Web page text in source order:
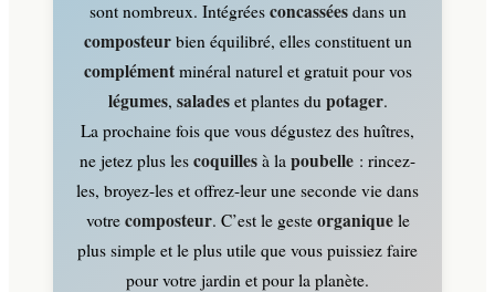
sont nombreux. Intégrées concasséesdans un
composteurbien équilibré, elles constituent un
complémentminéral naturel et gratuit pour vos
légumes, saladeset plantes du potager.
La prochaine fois que vous dégustez des huîtres,
ne jetez plus les coquilles à la poubelle : rincez-
les, broyez-les et offrez-leur une seconde vie dans
votre composteur. C’est le geste organiquele
plus simple et le plus utile que vous puissiez faire
pour votre jardin et pour la planète.